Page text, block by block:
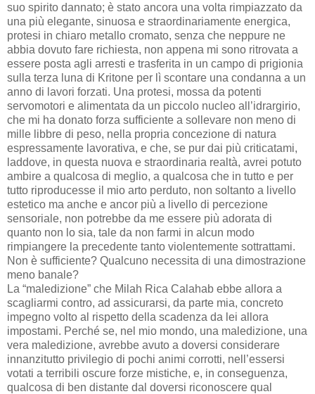
suo spirito dannato; è stato ancora una volta rimpiazzato da
una più elegante, sinuosa e straordinariamente energica,
protesi in chiaro metallo cromato, senza che neppure ne
abbia dovuto fare richiesta, non appena mi sono ritrovata a
essere posta agli arresti e trasferita in un campo di prigionia
sulla terza luna di Kritone per lì scontare una condanna a un
anno di lavori forzati. Una protesi, mossa da potenti
servomotori e alimentata da un piccolo nucleo all’idrargirio,
che mi ha donato forza sufficiente a sollevare non meno di
mille libbre di peso, nella propria concezione di natura
espressamente lavorativa, e che, se pur dai più criticatami,
laddove, in questa nuova e straordinaria realtà, avrei potuto
ambire a qualcosa di meglio, a qualcosa che in tutto e per
tutto riproducesse il mio arto perduto, non soltanto a livello
estetico ma anche e ancor più a livello di percezione
sensoriale, non potrebbe da me essere più adorata di
quanto non lo sia, tale da non farmi in alcun modo
rimpiangere la precedente tanto violentemente sottrattami.
Non è sufficiente? Qualcuno necessita di una dimostrazione
meno banale?
La “maledizione” che Milah Rica Calahab ebbe allora a
scagliarmi contro, ad assicurarsi, da parte mia, concreto
impegno volto al rispetto della scadenza da lei allora
impostami. Perché se, nel mio mondo, una maledizione, una
vera maledizione, avrebbe avuto a doversi considerare
innanzitutto privilegio di pochi animi corrotti, nell’essersi
votati a terribili oscure forze mistiche, e, in conseguenza,
qualcosa di ben distante dal doversi riconoscere qual